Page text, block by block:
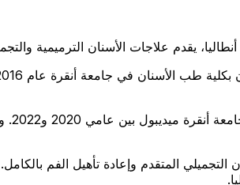
يقدم علاجات الأسنان الترميمية